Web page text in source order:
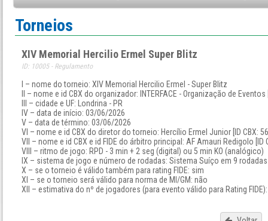
Fale Conosco
Torneios
XIV Memorial Hercilio Ermel Super Blitz
ID: 10005 - Regulamento
I – nome do torneio: XIV Memorial Hercilio Ermel - Super Blitz
II – nome e id CBX do organizador: INTERFACE - Organização de Eventos
III – cidade e UF: Londrina - PR
IV – data de início: 03/06/2026
V – data de término: 03/06/2026
VI – nome e id CBX do diretor do torneio: Hercílio Ermel Junior [ID CBX:
VII – nome e id CBX e id FIDE do árbitro principal: AF Amauri Redigolo [ID
VIII – ritmo de jogo: RPD - 3 min + 2 seg (digital) ou 5 min KO (analógico)
IX – sistema de jogo e número de rodadas: Sistema Suíço em 9 rodadas
X – se o torneio é válido também para rating FIDE: sim
XI – se o torneio será válido para norma de MI/GM: não
XII – estimativa do nº de jogadores (para evento válido para Rating